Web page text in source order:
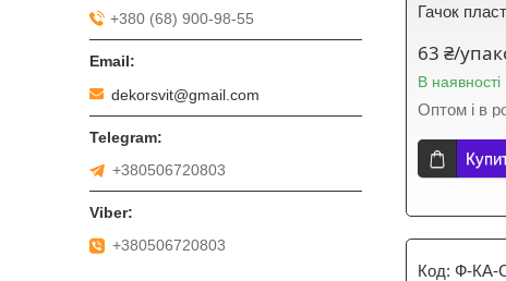
Гачок
63 ₴/
В наявності
Оптом і в
Ф-КА-
+380 (68) 900-98-55
dekorsvit@gmail.com
+380506720803
+380506720803